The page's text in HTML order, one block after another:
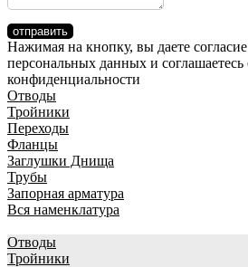
отправить
Нажимая на кнопку, вы даете
персональных данных и соглашаетесь
конфиденциальности
Отводы
Тройники
Переходы
Фланцы
Заглушки Днища
Трубы
Запорная арматура
Вся наменклатура
Отводы
Тройники